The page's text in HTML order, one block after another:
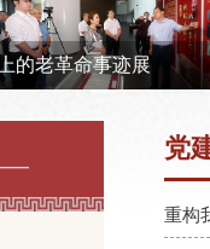
的老革命事迹展
党
重构